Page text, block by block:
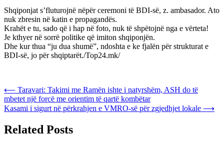
Shqiponjat s’fluturojnë nëpër ceremoni të BDI-së, z. ambasador. Ato
nuk zbresin në katin e propagandës.
Krahët e tu, sado që i hap në foto, nuk të shpëtojnë nga e vërteta!
Je kthyer në sorrë politike që imiton shqiponjën.
Dhe kur thua “ju dua shumë”, ndoshta e ke fjalën për strukturat e
BDI-së, jo për shqiptarët./Top24.mk/
Post
navigation
⟵ Taravari: Takimi me Ramën ishte i natyrshëm, ASH do të
mbetet një forcë me orientim të qartë kombëtar
Kasami i sigurt në përkrahjen e VMRO-së për zgjedhjet lokale ⟶
Related Posts